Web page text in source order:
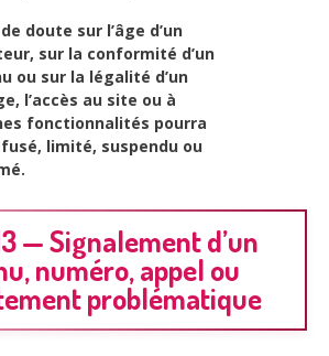
doute sur l’âge d’un
sur la conformité d’un
ou sur la légalité d’un
l’accès au site ou à
fonctionnalités pourra
limité, suspendu ou
— Signalement d’un
numéro, appel ou
problématique